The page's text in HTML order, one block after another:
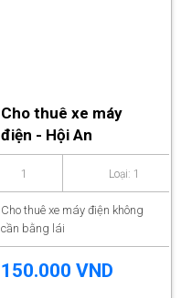
Cho thuê xe máy
điện - Hội An
1 Loại: 1
Cho thuê xe máy điện không
cần bằng lái
150.000 VND